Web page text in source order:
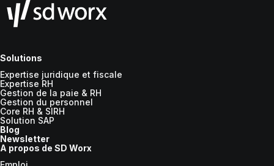
Solutions
Expertise juridique et fiscale
Expertise RH
Gestion de la paie & RH
Gestion du personnel
Core RH & SIRH
Solution SAP
Blog
Newsletter
A propos de SD Worx